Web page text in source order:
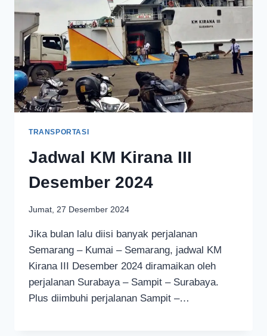
TRANSPORTASI
Jadwal KM Kirana III
Desember 2024
Jumat, 27 Desember 2024
Jika bulan lalu diisi banyak perjalanan
Semarang – Kumai – Semarang, jadwal KM
Kirana III Desember 2024 diramaikan oleh
perjalanan Surabaya – Sampit – Surabaya.
Plus diimbuhi perjalanan Sampit –…